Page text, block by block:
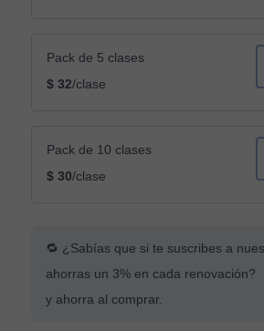
Pack de 5 clases
$ 32/clase
Pack de 10 clases
$ 30/clase
🔁 ¿Sabías que si te suscribes a
ahorras un 3% en cada
y ahorra al comprar.